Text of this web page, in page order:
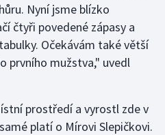
Nyní jsme blízko
čtyři povedené zápasy a
Očekávám také větší
prvního mužstva," uvedl
prostředí a vyrostl zde v
platí o Mírovi Slepičkovi.